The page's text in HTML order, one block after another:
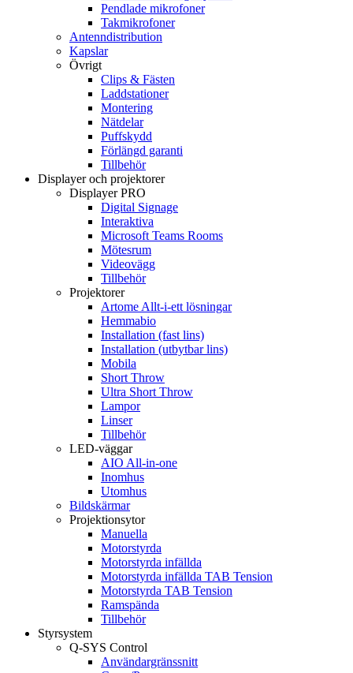
Pendlade mikrofoner
Takmikrofoner
Antenndistribution
Kapslar
Övrigt
Clips & Fästen
Laddstationer
Montering
Nätdelar
Puffskydd
Förlängd garanti
Tillbehör
Displayer och projektorer
Displayer PRO
Digital Signage
Interaktiva
Microsoft Teams Rooms
Mötesrum
Videovägg
Tillbehör
Projektorer
Artome Allt-i-ett lösningar
Hemmabio
Installation (fast lins)
Installation (utbytbar lins)
Mobila
Short Throw
Ultra Short Throw
Lampor
Linser
Tillbehör
LED-väggar
AIO All-in-one
Inomhus
Utomhus
Bildskärmar
Projektionsytor
Manuella
Motorstyrda
Motorstyrda infällda
Motorstyrda infällda TAB Tension
Motorstyrda TAB Tension
Ramspända
Tillbehör
Styrsystem
Q-SYS Control
Användargränssnitt